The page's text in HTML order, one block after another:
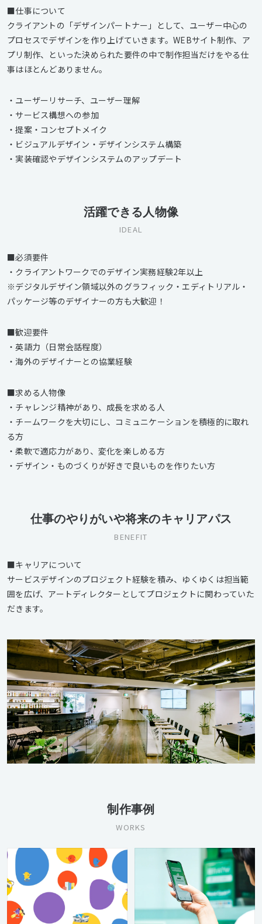
■仕事について
クライアントの「デザインパートナー」として、ユーザー中心の
プロセスでデザインを作り上げていきます。WEBサイト制作、ア
プリ制作、といった決められた要件の中で制作担当だけをやる仕
事はほとんどありません。
・ユーザーリサーチ、ユーザー理解
・サービス構想への参加
・提案・コンセプトメイク
・ビジュアルデザイン・デザインシステム構築
・実装確認やデザインシステムのアップデート
活躍できる人物像
IDEAL
■必須要件
・クライアントワークでのデザイン実務経験2年以上
※デジタルデザイン領域以外のグラフィック・エディトリアル・
パッケージ等のデザイナーの方も大歓迎！
■歓迎要件
・英語力（日常会話程度）
・海外のデザイナーとの協業経験
■求める人物像
・チャレンジ精神があり、成長を求める人
・チームワークを大切にし、コミュニケーションを積極的に取れ
る方
・柔軟で適応力があり、変化を楽しめる方
・デザイン・ものづくりが好きで良いものを作りたい方
仕事のやりがいや将来のキャリアパス
BENEFIT
■キャリアについて
サービスデザインのプロジェクト経験を積み、ゆくゆくは担当範
囲を広げ、アートディレクターとしてプロジェクトに関わっていた
だきます。
制作事例
WORKS